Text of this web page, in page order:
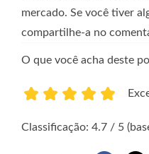
mercado. Se você tiver
compartilhe-a no
O que você acha deste
Classificação: 4.7 / 5